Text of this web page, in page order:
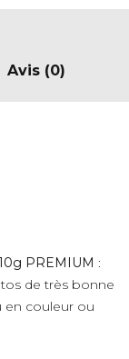
Avis (0)
PREMIUM :
de très bonne
en couleur ou